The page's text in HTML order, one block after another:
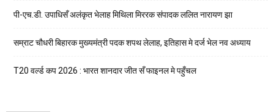
पी-एच.डी. उपाधिसँ अलंकृत भेलाह मिथिला मिररक संपादक ललित नारायण झा
सम्राट चौधरी बिहारक मुख्यमंत्री पदक शपथ लेलाह, इतिहास मे दर्ज भेल नव अध्याय
T20 वर्ल्ड कप 2026 : भारत शानदार जीत सँ फाइनल मे पहुँचल